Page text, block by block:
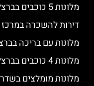
מלונות 5 כוכבים בברצלונה – בתי מלון יוקרתיים
דירות להשכרה במרכז
מלונות עם בריכה
מלונות 4 כוכבים בברצלונה
מלונות מומלצים